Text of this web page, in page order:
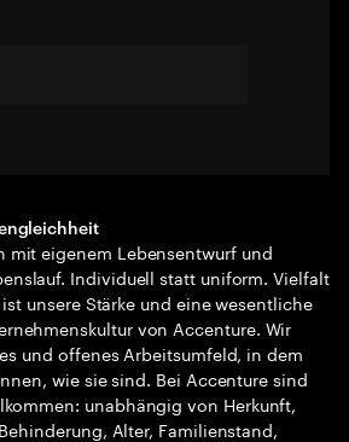
mit eigenem Lebensentwurf und
Individuell statt uniform. Vielfalt
unsere Stärke und eine wesentliche
von Accenture. Wir
und offenes Arbeitsumfeld, in dem
wie sie sind. Bei Accenture sind
unabhängig von Herkunft,
Alter, Familienstand,